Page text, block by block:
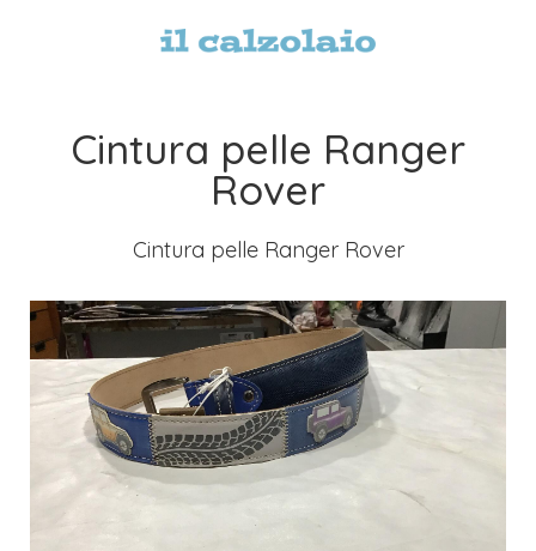
Cintura pelle Ranger
Rover
Cintura pelle Ranger Rover